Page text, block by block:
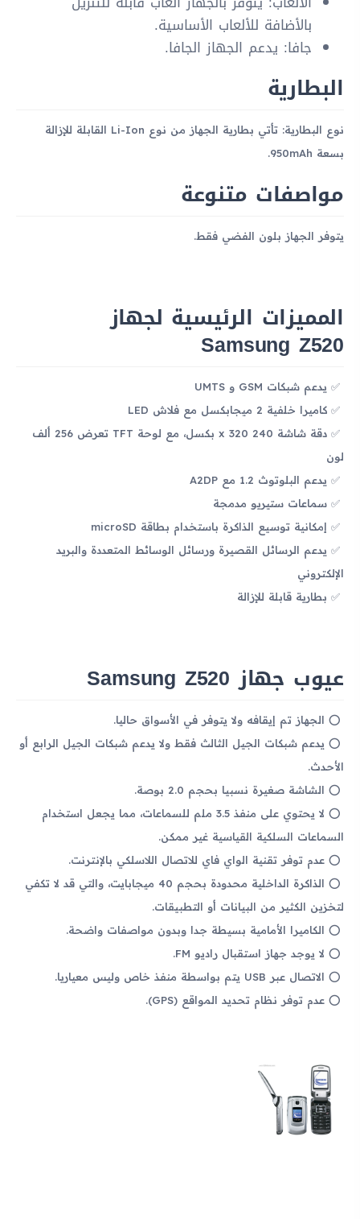
بالأضافة للألعاب الأساسية.
جافا: يدعم الجهاز الجافا.
البطارية
نوع البطارية: تأتي بطارية الجهاز من نوع Li-Ion القابلة للإزالة
بسعة 950mAh.
مواصفات متنوعة
يتوفر الجهاز بلون الفضي فقط.
المميزات الرئيسية لجهاز
Samsung Z520
يدعم شبكات GSM و UMTS
كاميرا خلفية 2 ميجابكسل مع فلاش LED
دقة شاشة 240 x 320 بكسل، مع لوحة TFT تعرض 256 ألف
لون
يدعم البلوتوث 1.2 مع A2DP
سماعات ستيريو مدمجة
إمكانية توسيع الذاكرة باستخدام بطاقة microSD
يدعم الرسائل القصيرة ورسائل الوسائط المتعددة والبريد
الإلكتروني
بطارية قابلة للإزالة
عيوب جهاز Samsung Z520
الجهاز تم إيقافه ولا يتوفر في الأسواق حاليا.
يدعم شبكات الجيل الثالث فقط ولا يدعم شبكات الجيل الرابع أو
الأحدث.
الشاشة صغيرة نسبيا بحجم 2.0 بوصة.
لا يحتوي على منفذ 3.5 ملم للسماعات، مما يجعل استخدام
السماعات السلكية القياسية غير ممكن.
عدم توفر تقنية الواي فاي للاتصال اللاسلكي بالإنترنت.
الذاكرة الداخلية محدودة بحجم 40 ميجابايت، والتي قد لا تكفي
لتخزين الكثير من البيانات أو التطبيقات.
الكاميرا الأمامية بسيطة جدا وبدون مواصفات واضحة.
لا يوجد جهاز استقبال راديو FM.
الاتصال عبر USB يتم بواسطة منفذ خاص وليس معياريا.
عدم توفر نظام تحديد المواقع (GPS).